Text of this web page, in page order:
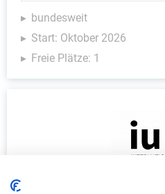
bundesweit
Start: Oktober 2026
Freie Plätze: 1